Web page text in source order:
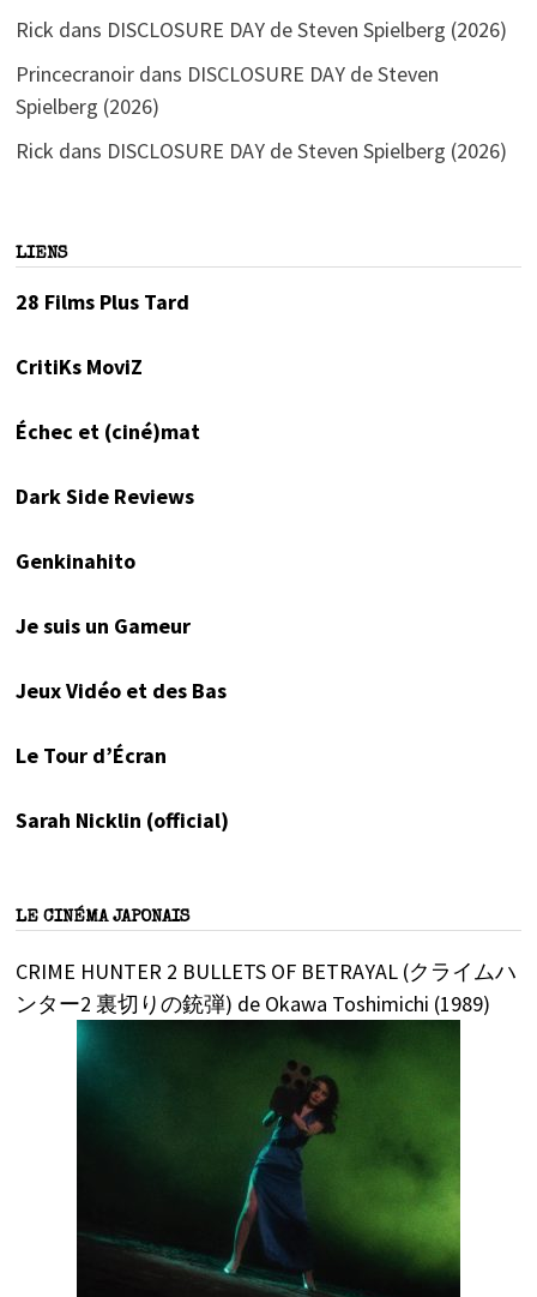
Rick dans DISCLOSURE DAY de Steven Spielberg (2026)
Princecranoirdans DISCLOSURE DAY de Steven
Spielberg (2026)
Rick dans DISCLOSURE DAY de Steven Spielberg (2026)
LIENS
28 Films Plus Tard
CritiKs MoviZ
Échec et (ciné)mat
Dark Side Reviews
Genkinahito
Je suis un Gameur
Jeux Vidéo et des Bas
Le Tour d’Écran
Sarah Nicklin (official)
LE CINÉMA JAPONAIS
CRIME HUNTER 2 BULLETS OF BETRAYAL (クライムハ
ンター2 裏切りの銃弾) de Okawa Toshimichi (1989)